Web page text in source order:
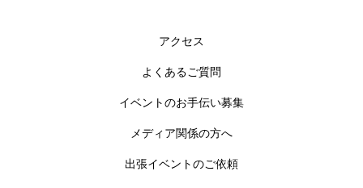
アクセス
よくあるご質問
イベントのお手伝い募集
メディア関係の方へ
出張イベントのご依頼